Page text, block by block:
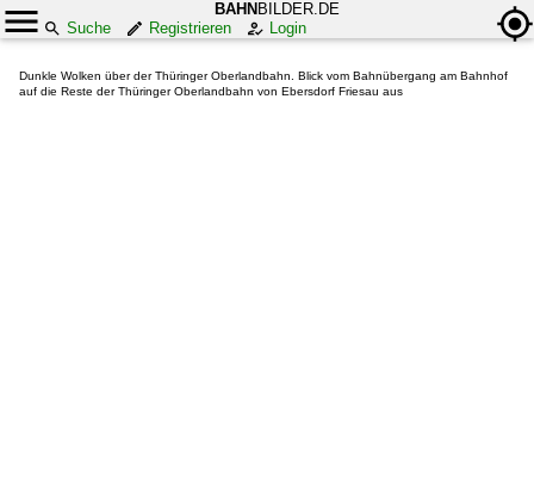
BAHN BILDER.DE
Suche
Registrieren Login
Dunkle Wolken über der Thüringer Oberlandbahn. Blick vom Bahnübergang am Bahnhof
auf die Reste der Thüringer Oberlandbahn von Ebersdorf Friesau aus